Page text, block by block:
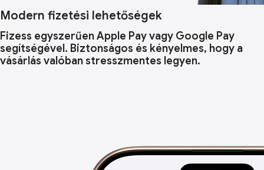
Modern fizetési lehetőségek
Fizess egyszerűen Apple Pay vagy Google Pay
segítségével. Biztonságos és kényelmes, hogy a
vásárlás valóban stresszmentes legyen.